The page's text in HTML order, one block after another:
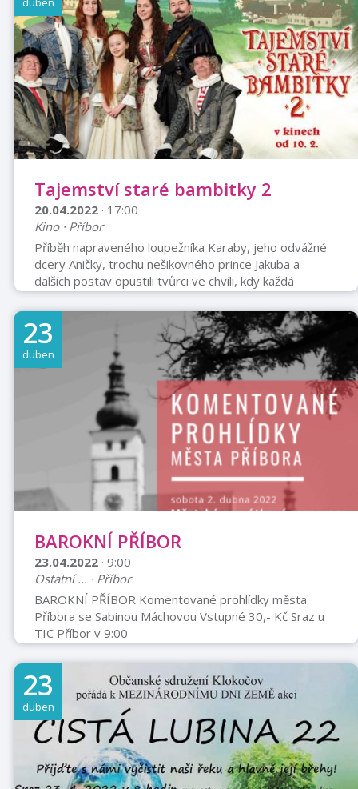
lektorů, náklady na program, sportovní vybaveníNa akci
nutno dítě přihlásit a uhradit zápisné do 31.3.2022
Tajemství staré bambitky 2
20.04.2022 · 17:00
Kino · Příbor
Příběh napraveného loupežníka Karaby, jeho odvážné
dcery Aničky, trochu nešikovného prince Jakuba a
dalších postav opustili tvůrci ve chvíli, kdy každá
pohádka končí. Zlo bylo potrestáno, dobro zvítězilo a s
ním i láska Aničky a Jakuba. A po letech… Z Jakuba je král,
z Aničky královna a rodina se rozrostla o zvídavou
princeznu Johanku. Ta nejraději tráví čas u milujícího
dědečka Karaby, který se rozhodl věnovat už jenom
hrnčířskému řemeslu. Zlotřilí rádcové Lorenc a Ferenc
byli vyhnáni z královs ...
23
duben
BAROKNÍ PŘÍBOR
23.04.2022 · 9:00
Ostatní ... · Příbor
BAROKNÍ PŘÍBOR Komentované prohlídky města
Příbora se Sabinou Máchovou Vstupné 30,- Kč Sraz u
TIC Příbor v 9:00
23
duben